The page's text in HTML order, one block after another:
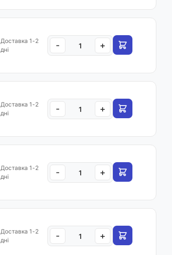
Доставка 1-2
дні
- +
Доставка 1-2
дні
- +
Доставка 1-2
дні
- +
Доставка 1-2
дні
- +